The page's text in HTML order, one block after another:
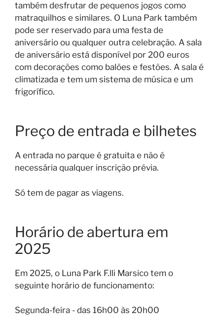
também desfrutar de pequenos jogos como
matraquilhos e similares. O Luna Park também
pode ser reservado para uma festa de
aniversário ou qualquer outra celebração. A sala
de aniversário está disponível por 200 euros
com decorações como balões e festões. A sala é
climatizada e tem um sistema de música e um
frigorífico.
Preço de entrada e bilhetes
A entrada no parque é gratuita e não é
necessária qualquer inscrição prévia.
Só tem de pagar as viagens.
Horário de abertura em
2025
Em 2025, o Luna Park F.lli Marsico tem o
seguinte horário de funcionamento:
Segunda-feira - das 16h00 às 20h00